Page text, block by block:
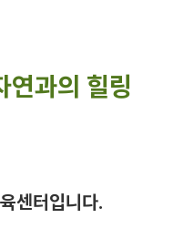
연과의 힐링
센터입니다.